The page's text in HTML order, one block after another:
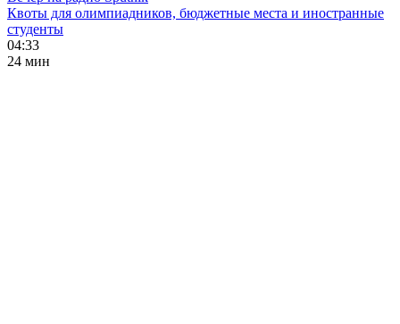
Квоты для олимпиадников, бюджетные места и иностранные
студенты
04:33
24 мин